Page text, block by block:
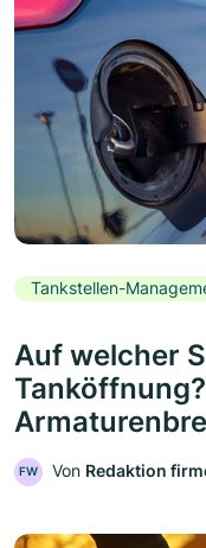
Tankstellen-
Auf welcher
FW Von Redaktion